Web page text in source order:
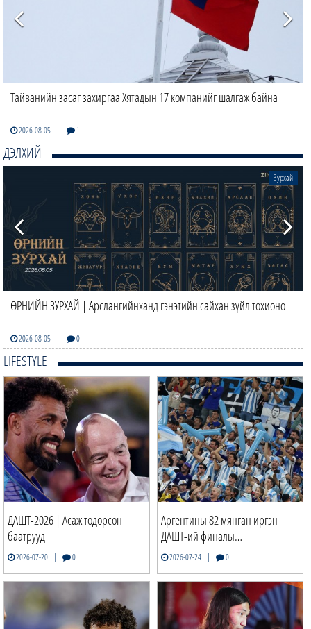
Тайванийн засаг захиргаа Хятадын 17 компанийг шалгаж байна
2026-08-05 | 1
ДЭЛХИЙ
ӨРНИЙН ЗУРХАЙ | Арслангийнханд гэнэтийн сайхан зүйл тохионо
2026-08-05 | 0
Зурхай
LIFESTYLE
ДАШТ-2026 | Асаж тодорсон
баатрууд
2026-07-20 | 0
Аргентины 82 мянган иргэн
ДАШТ-ий финалы…
2026-07-24 | 0